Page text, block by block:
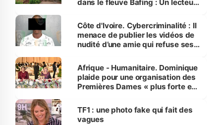
dans le fleuve Bafing : Un lecteur
des Transports
Côte d'Ivoire. Cybercriminalité : Il
menace de publier les vidéos de
nudité d’une amie qui refuse ses
Afrique - Humanitaire. Dominique
plaide pour une organisation des
Premières Dames « plus forte et
sur la scène internationale »
TF1 : une photo fake qui fait des
vagues